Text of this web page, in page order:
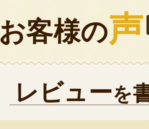
お客様の声
レビューを